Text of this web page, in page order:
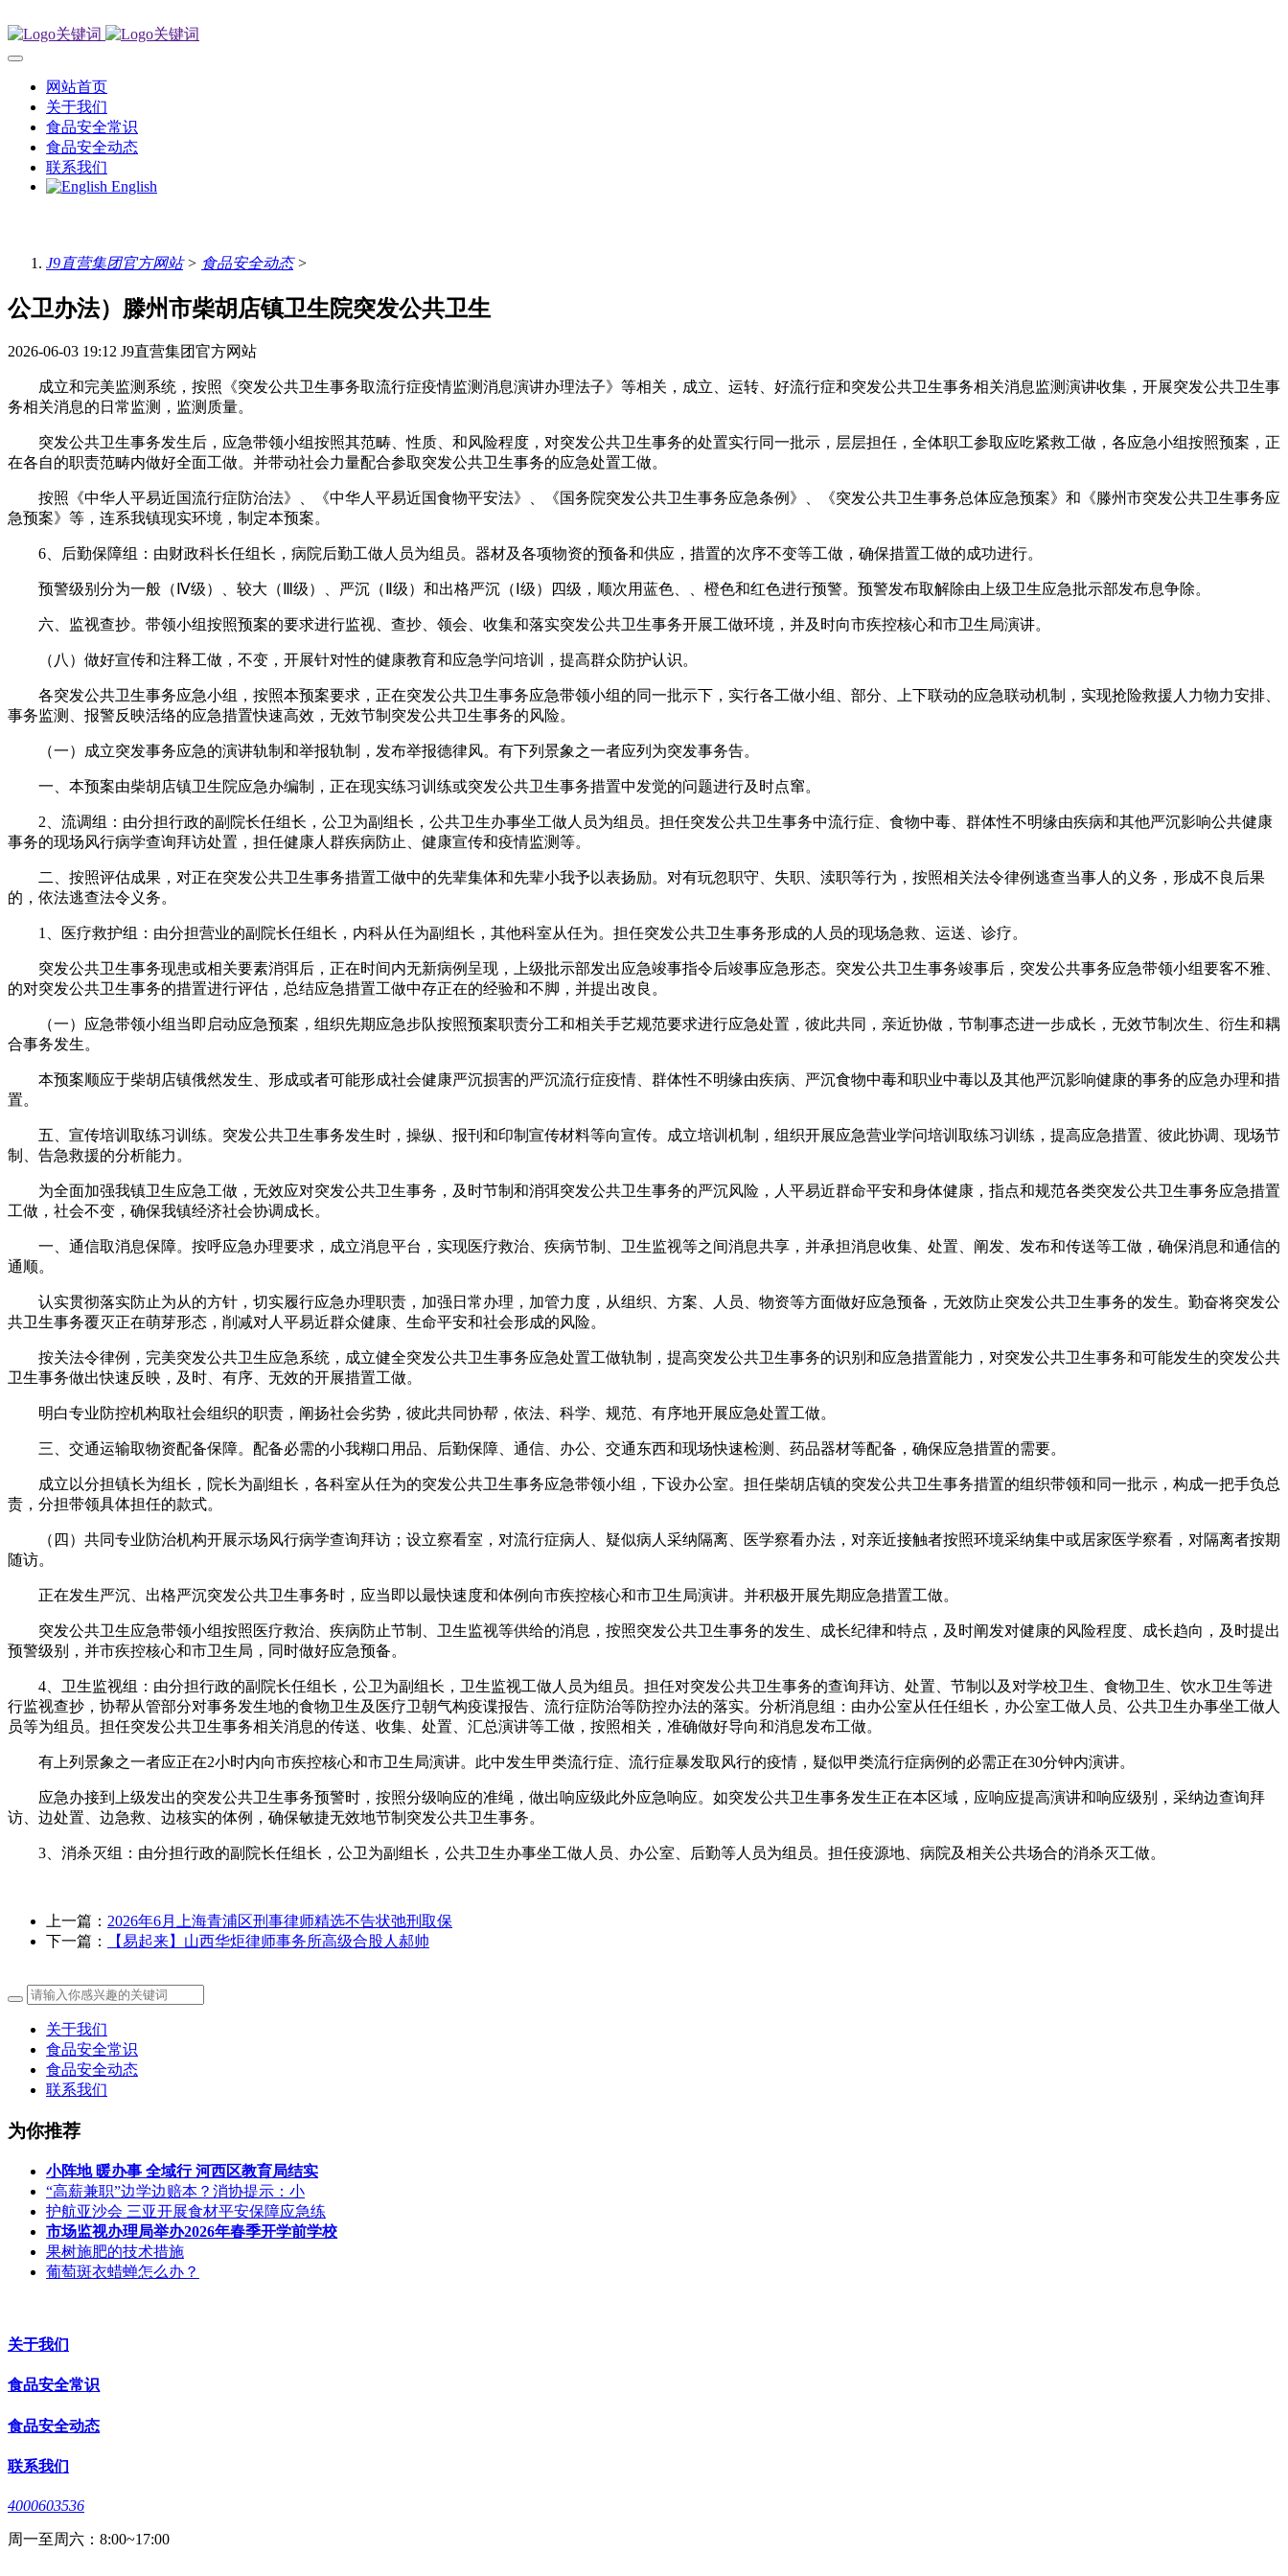
网站首页
关于我们
食品安全常识
食品安全动态
联系我们
English
J9直营集团官方网站> 食品安全动态>
公卫办法）滕州市柴胡店镇卫生院突发公共卫生
2026-06-03 19:12 J9直营集团官方网站
成立和完美监测系统，按照《突发公共卫生事务取流行症疫情监测消息演讲办理法子》等相关，成立、运转、好流行症和突发公共卫生事务相关消息监测演讲收集，开展突发公共卫生事
务相关消息的日常监测，监测质量。
突发公共卫生事务发生后，应急带领小组按照其范畴、性质、和风险程度，对突发公共卫生事务的处置实行同一批示，层层担任，全体职工参取应吃紧救工做，各应急小组按照预案，正
在各自的职责范畴内做好全面工做。并带动社会力量配合参取突发公共卫生事务的应急处置工做。
按照《中华人平易近国流行症防治法》、《中华人平易近国食物平安法》、《国务院突发公共卫生事务应急条例》、《突发公共卫生事务总体应急预案》和《滕州市突发公共卫生事务应
急预案》等，连系我镇现实环境，制定本预案。
6、后勤保障组：由财政科长任组长，病院后勤工做人员为组员。器材及各项物资的预备和供应，措置的次序不变等工做，确保措置工做的成功进行。
预警级别分为一般（Ⅳ级）、较大（Ⅲ级）、严沉（Ⅱ级）和出格严沉（Ⅰ级）四级，顺次用蓝色、、橙色和红色进行预警。预警发布取解除由上级卫生应急批示部发布息争除。
六、监视查抄。带领小组按照预案的要求进行监视、查抄、领会、收集和落实突发公共卫生事务开展工做环境，并及时向市疾控核心和市卫生局演讲。
（八）做好宣传和注释工做，不变，开展针对性的健康教育和应急学问培训，提高群众防护认识。
各突发公共卫生事务应急小组，按照本预案要求，正在突发公共卫生事务应急带领小组的同一批示下，实行各工做小组、部分、上下联动的应急联动机制，实现抢险救援人力物力安排、
事务监测、报警反映活络的应急措置快速高效，无效节制突发公共卫生事务的风险。
（一）成立突发事务应急的演讲轨制和举报轨制，发布举报德律风。有下列景象之一者应列为突发事务告。
一、本预案由柴胡店镇卫生院应急办编制，正在现实练习训练或突发公共卫生事务措置中发觉的问题进行及时点窜。
2、流调组：由分担行政的副院长任组长，公卫为副组长，公共卫生办事坐工做人员为组员。担任突发公共卫生事务中流行症、食物中毒、群体性不明缘由疾病和其他严沉影响公共健康
事务的现场风行病学查询拜访处置，担任健康人群疾病防止、健康宣传和疫情监测等。
二、按照评估成果，对正在突发公共卫生事务措置工做中的先辈集体和先辈小我予以表扬励。对有玩忽职守、失职、渎职等行为，按照相关法令律例逃查当事人的义务，形成不良后果
的，依法逃查法令义务。
1、医疗救护组：由分担营业的副院长任组长，内科从任为副组长，其他科室从任为。担任突发公共卫生事务形成的人员的现场急救、运送、诊疗。
突发公共卫生事务现患或相关要素消弭后，正在时间内无新病例呈现，上级批示部发出应急竣事指令后竣事应急形态。突发公共卫生事务竣事后，突发公共事务应急带领小组要客不雅、
的对突发公共卫生事务的措置进行评估，总结应急措置工做中存正在的经验和不脚，并提出改良。
（一）应急带领小组当即启动应急预案，组织先期应急步队按照预案职责分工和相关手艺规范要求进行应急处置，彼此共同，亲近协做，节制事态进一步成长，无效节制次生、衍生和耦
合事务发生。
本预案顺应于柴胡店镇俄然发生、形成或者可能形成社会健康严沉损害的严沉流行症疫情、群体性不明缘由疾病、严沉食物中毒和职业中毒以及其他严沉影响健康的事务的应急办理和措
置。
五、宣传培训取练习训练。突发公共卫生事务发生时，操纵、报刊和印制宣传材料等向宣传。成立培训机制，组织开展应急营业学问培训取练习训练，提高应急措置、彼此协调、现场节
制、告急救援的分析能力。
为全面加强我镇卫生应急工做，无效应对突发公共卫生事务，及时节制和消弭突发公共卫生事务的严沉风险，人平易近群命平安和身体健康，指点和规范各类突发公共卫生事务应急措置
工做，社会不变，确保我镇经济社会协调成长。
一、通信取消息保障。按呼应急办理要求，成立消息平台，实现医疗救治、疾病节制、卫生监视等之间消息共享，并承担消息收集、处置、阐发、发布和传送等工做，确保消息和通信的
通顺。
认实贯彻落实防止为从的方针，切实履行应急办理职责，加强日常办理，加管力度，从组织、方案、人员、物资等方面做好应急预备，无效防止突发公共卫生事务的发生。勤奋将突发公
共卫生事务覆灭正在萌芽形态，削减对人平易近群众健康、生命平安和社会形成的风险。
按关法令律例，完美突发公共卫生应急系统，成立健全突发公共卫生事务应急处置工做轨制，提高突发公共卫生事务的识别和应急措置能力，对突发公共卫生事务和可能发生的突发公共
卫生事务做出快速反映，及时、有序、无效的开展措置工做。
明白专业防控机构取社会组织的职责，阐扬社会劣势，彼此共同协帮，依法、科学、规范、有序地开展应急处置工做。
三、交通运输取物资配备保障。配备必需的小我糊口用品、后勤保障、通信、办公、交通东西和现场快速检测、药品器材等配备，确保应急措置的需要。
成立以分担镇长为组长，院长为副组长，各科室从任为的突发公共卫生事务应急带领小组，下设办公室。担任柴胡店镇的突发公共卫生事务措置的组织带领和同一批示，构成一把手负总
责，分担带领具体担任的款式。
（四）共同专业防治机构开展示场风行病学查询拜访；设立察看室，对流行症病人、疑似病人采纳隔离、医学察看办法，对亲近接触者按照环境采纳集中或居家医学察看，对隔离者按期
随访。
正在发生严沉、出格严沉突发公共卫生事务时，应当即以最快速度和体例向市疾控核心和市卫生局演讲。并积极开展先期应急措置工做。
突发公共卫生应急带领小组按照医疗救治、疾病防止节制、卫生监视等供给的消息，按照突发公共卫生事务的发生、成长纪律和特点，及时阐发对健康的风险程度、成长趋向，及时提出
预警级别，并市疾控核心和市卫生局，同时做好应急预备。
4、卫生监视组：由分担行政的副院长任组长，公卫为副组长，卫生监视工做人员为组员。担任对突发公共卫生事务的查询拜访、处置、节制以及对学校卫生、食物卫生、饮水卫生等进
行监视查抄，协帮从管部分对事务发生地的食物卫生及医疗卫朝气构疫谍报告、流行症防治等防控办法的落实。分析消息组：由办公室从任任组长，办公室工做人员、公共卫生办事坐工做人
员等为组员。担任突发公共卫生事务相关消息的传送、收集、处置、汇总演讲等工做，按照相关，准确做好导向和消息发布工做。
有上列景象之一者应正在2小时内向市疾控核心和市卫生局演讲。此中发生甲类流行症、流行症暴发取风行的疫情，疑似甲类流行症病例的必需正在30分钟内演讲。
应急办接到上级发出的突发公共卫生事务预警时，按照分级响应的准绳，做出响应级此外应急响应。如突发公共卫生事务发生正在本区域，应响应提高演讲和响应级别，采纳边查询拜
访、边处置、边急救、边核实的体例，确保敏捷无效地节制突发公共卫生事务。
3、消杀灭组：由分担行政的副院长任组长，公卫为副组长，公共卫生办事坐工做人员、办公室、后勤等人员为组员。担任疫源地、病院及相关公共场合的消杀灭工做。
上一篇： 2026年6月上海青浦区刑事律师精选不告状弛刑取保
下一篇：
【易起来】山西华炬律师事务所高级合股人郝帅
关于我们
食品安全常识
食品安全动态
联系我们
为你推荐
小阵地 暖办事 全域行 河西区教育局结实
“高薪兼职”边学边赔本？消协提示：小
护航亚沙会 三亚开展食材平安保障应急练
市场监视办理局举办2026年春季开学前学校
果树施肥的技术措施
葡萄斑衣蜡蝉怎么办？
关于我们
食品安全常识
食品安全动态
联系我们
4000603536
周一至周六：8:00~17:00